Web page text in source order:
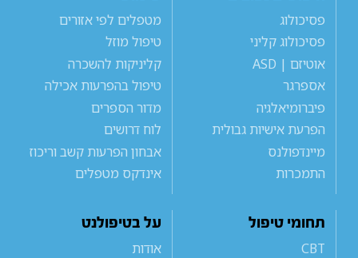
פסיכולוג
פסיכולוג קליני
אוטיזם | ASD
אספרגר
פיברומיאלגיה
הפרעת אישיות גבולית
מיינדפולנס
התמכרות
מטפלים לפי אזורים
טיפול מוזל
קליניקות להשכרה
טיפול בהפרעות אכילה
מדור הספרים
לוח דרושים
אבחון הפרעות קשב וריכוז
אינדקס מטפלים
תחומי טיפול
CBT
על בטיפולנט
אודות